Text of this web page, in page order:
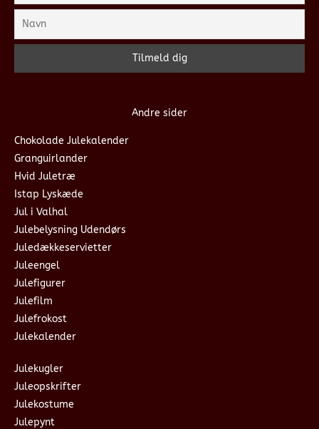
Andre sider
Chokolade Julekalender
Granguirlander
Hvid Juletræ
Istap Lyskæde
Jul i Valhal
Julebelysning Udendørs
Juledækkeservietter
Juleengel
Julefigurer
Julefilm
Julefrokost
Julekalender
Julekugler
Juleopskrifter
Julekostume
Julepynt